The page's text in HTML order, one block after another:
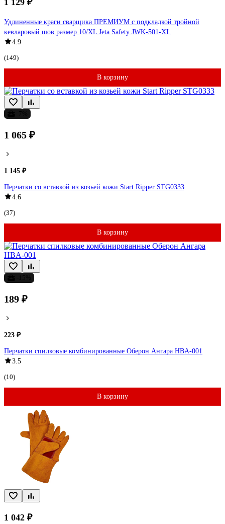
1 129 ₽
Удлиненные краги сварщика ПРЕМИУМ с подкладкой тройной
кевларовый шов размер 10/XL Jeta Safety JWK-501-XL
4.9
(149)
В корзину
1 065 ₽
1 145 ₽
Перчатки со вставкой из козьей кожи Start Ripper STG0333
4.6
(37)
В корзину
189 ₽
223 ₽
Перчатки спилковые комбинированные Оберон Ангара HBA-001
3.5
(10)
В корзину
1 042 ₽